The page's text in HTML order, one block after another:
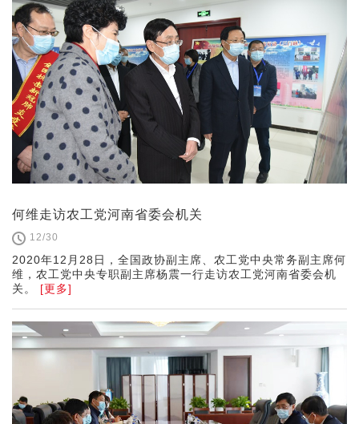
何维走访农工党河南省委会机关
12/30
2020年12月28日，全国政协副主席、农工党中央常务副主席何
维，农工党中央专职副主席杨震一行走访农工党河南省委会机
关。 [更多]